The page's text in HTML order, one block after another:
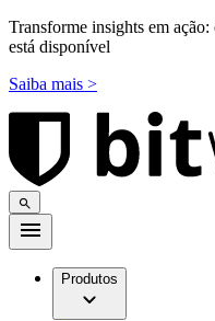
Transforme insights em
está disponível
Saiba mais >
Produtos